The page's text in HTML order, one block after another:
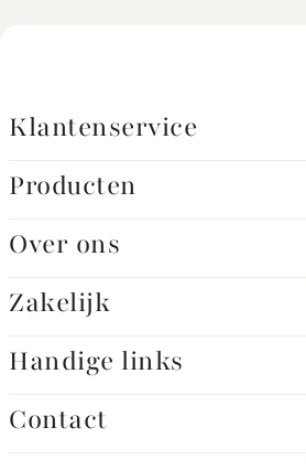
Klantenservice
Producten
Over ons
Zakelijk
Handige links
Contact